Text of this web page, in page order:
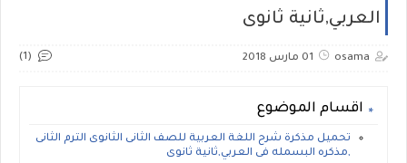
العربي,ثانية ثانوى
osama 01 مارس 2018 (1)
اقسام الموضوع
تحميل مذكرة شرح اللغة العربية للصف الثانى الثانوى الترم الثانى
,مذكره البسمله فى العربي,ثانية ثانوى